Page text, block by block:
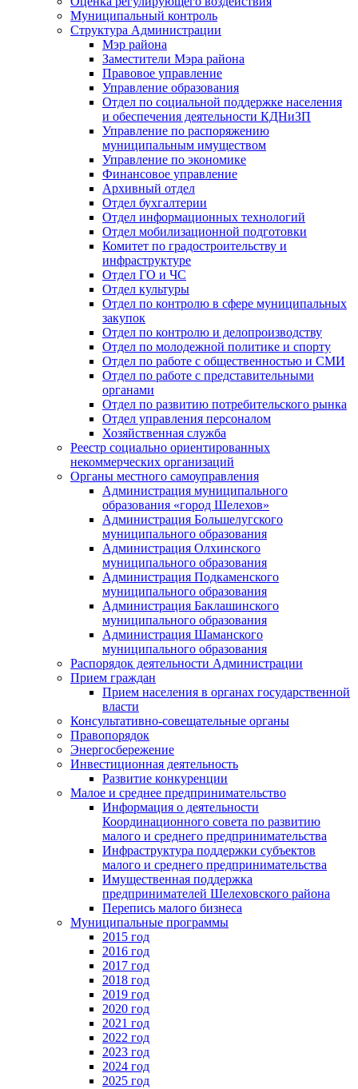
Муниципальный контроль
Структура Администрации
Мэр района
Заместители Мэра района
Правовое управление
Управление образования
Отдел по социальной поддержке населения
и обеспечения деятельности КДНиЗП
Управление по распоряжению
муниципальным имуществом
Управление по экономике
Финансовое управление
Архивный отдел
Отдел бухгалтерии
Отдел информационных технологий
Отдел мобилизационной подготовки
Комитет по градостроительству и
инфраструктуре
Отдел ГО и ЧС
Отдел культуры
Отдел по контролю в сфере муниципальных
закупок
Отдел по контролю и делопроизводству
Отдел по молодежной политике и спорту
Отдел по работе с общественностью и СМИ
Отдел по работе с представительными
органами
Отдел по развитию потребительского рынка
Отдел управления персоналом
Хозяйственная служба
Реестр социально ориентированных
некоммерческих организаций
Органы местного самоуправления
Администрация муниципального
образования «город Шелехов»
Администрация Большелугского
муниципального образования
Администрация Олхинского
муниципального образования
Администрация Подкаменского
муниципального образования
Администрация Баклашинского
муниципального образования
Администрация Шаманского
муниципального образования
Распорядок деятельности Администрации
Прием граждан
Прием населения в органах государственной
власти
Консультативно-совещательные органы
Правопорядок
Энергосбережение
Инвестиционная деятельность
Развитие конкуренции
Малое и среднее предпринимательство
Информация о деятельности
Координационного совета по развитию
малого и среднего предпринимательства
Инфраструктура поддержки субъектов
малого и среднего предпринимательства
Имущественная поддержка
предпринимателей Шелеховского района
Перепись малого бизнеса
Муниципальные программы
2015 год
2016 год
2017 год
2018 год
2019 год
2020 год
2021 год
2022 год
2023 год
2024 год
2025 год